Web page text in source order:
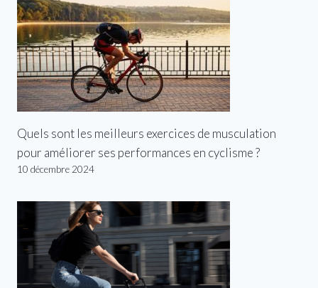
Quels sont les meilleurs exercices de musculation
pour améliorer ses performances en cyclisme ?
10 décembre 2024